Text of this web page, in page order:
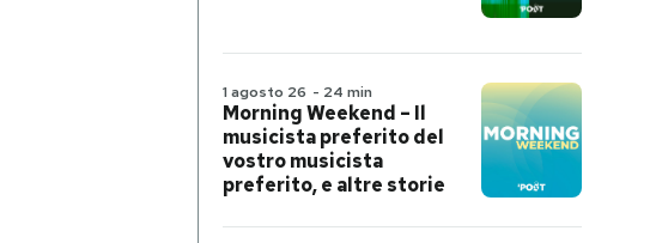
1 agosto 26 - 24 min
Morning Weekend – Il
musicista preferito del
vostro musicista
preferito, e altre storie